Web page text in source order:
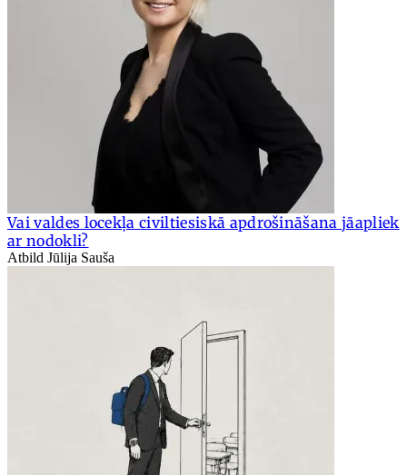
Vai valdes locekļa civiltiesiskā apdrošināšana jāapliek
ar nodokli?
Atbild Jūlija Sauša